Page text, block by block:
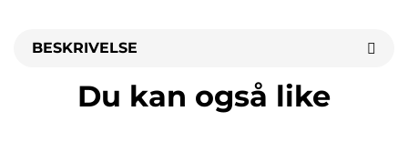
BESKRIVELSE
Du kan også like